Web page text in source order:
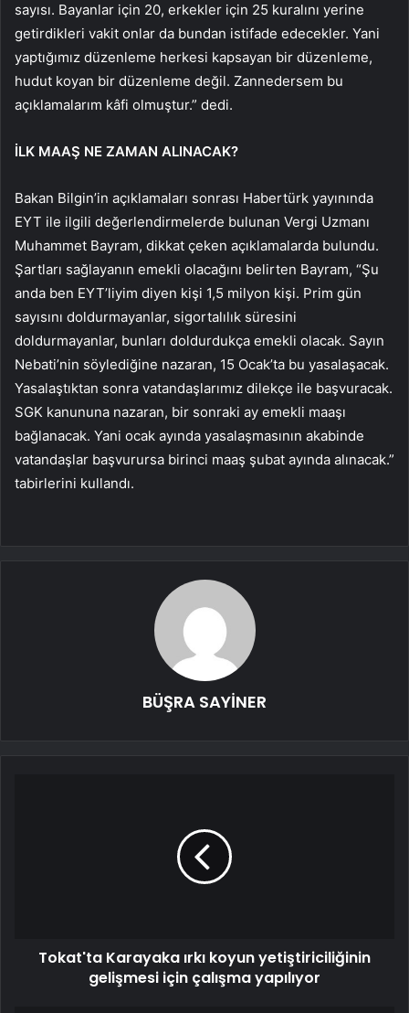
sayısı. Bayanlar için 20, erkekler için 25 kuralını yerine
getirdikleri vakit onlar da bundan istifade edecekler. Yani
yaptığımız düzenleme herkesi kapsayan bir düzenleme,
hudut koyan bir düzenleme değil. Zannedersem bu
açıklamalarım kâfi olmuştur.” dedi.
İLK MAAŞ NE ZAMAN ALINACAK?
Bakan Bilgin’in açıklamaları sonrası Habertürk yayınında
EYT ile ilgili değerlendirmelerde bulunan Vergi Uzmanı
Muhammet Bayram, dikkat çeken açıklamalarda bulundu.
Şartları sağlayanın emekli olacağını belirten Bayram, “Şu
anda ben EYT’liyim diyen kişi 1,5 milyon kişi. Prim gün
sayısını doldurmayanlar, sigortalılık süresini
doldurmayanlar, bunları doldurdukça emekli olacak. Sayın
Nebati’nin söylediğine nazaran, 15 Ocak’ta bu yasalaşacak.
Yasalaştıktan sonra vatandaşlarımız dilekçe ile başvuracak.
SGK kanununa nazaran, bir sonraki ay emekli maaşı
bağlanacak. Yani ocak ayında yasalaşmasının akabinde
vatandaşlar başvurursa birinci maaş şubat ayında alınacak.”
tabirlerini kullandı.
BÜŞRA SAYİNER
Tokat'ta Karayaka ırkı koyun yetiştiriciliğinin
gelişmesi için çalışma yapılıyor